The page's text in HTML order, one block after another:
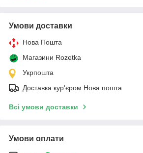
Умови доставки
Нова Пошта
Магазини Rozetka
Укрпошта
Доставка кур'єром Нова пошта
Всі умови доставки
Умови оплати